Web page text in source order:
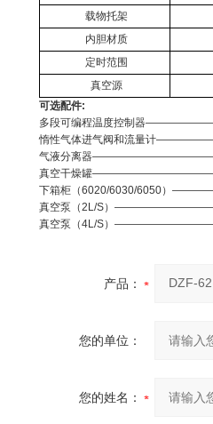
载物托架
内胆材质
定时范围
真空源
可选配件:
多段可编程温度控制器
惰性气体进气阀和流量计
气液分离器
真空干燥罐
下箱柜（6020/6030/6050
真空泵（2L/S）
真空泵（4L/S）
产品：
您的单位：
您的姓名：